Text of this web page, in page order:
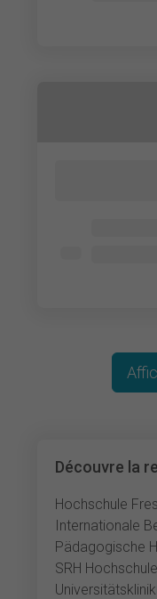
Découvre la
Hochschule
Internationale
Pädagogische
SRH